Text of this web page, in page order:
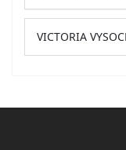
VICTORIA